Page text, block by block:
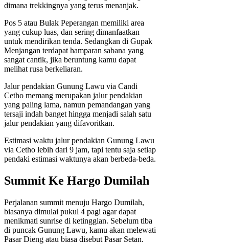
dimana trekkingnya yang terus menanjak.
Pos 5 atau Bulak Peperangan memiliki area
yang cukup luas, dan sering dimanfaatkan
untuk mendirikan tenda. Sedangkan di Gupak
Menjangan terdapat hamparan sabana yang
sangat cantik, jika beruntung kamu dapat
melihat rusa berkeliaran.
Jalur pendakian Gunung Lawu via Candi
Cetho memang merupakan jalur pendakian
yang paling lama, namun pemandangan yang
tersaji indah banget hingga menjadi salah satu
jalur pendakian yang difavoritkan.
Estimasi waktu jalur pendakian Gunung Lawu
via Cetho lebih dari 9 jam, tapi tentu saja setiap
pendaki estimasi waktunya akan berbeda-beda.
Summit Ke Hargo Dumilah
Perjalanan summit menuju Hargo Dumilah,
biasanya dimulai pukul 4 pagi agar dapat
menikmati sunrise di ketinggian. Sebelum tiba
di puncak Gunung Lawu, kamu akan melewati
Pasar Dieng atau biasa disebut Pasar Setan.